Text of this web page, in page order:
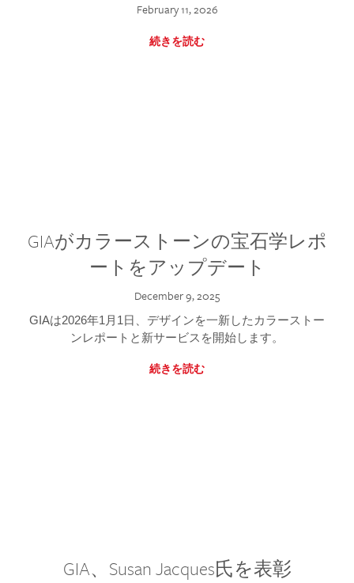
February 11, 2026
続きを読む
GIAがカラーストーンの宝石学レポ
ートをアップデート
December 9, 2025
GIAは2026年1月1日、デザインを一新したカラーストー
ンレポートと新サービスを開始します。
続きを読む
GIA、Susan Jacques氏を表彰